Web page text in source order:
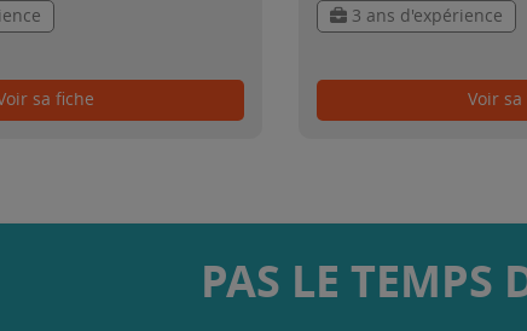
sa fiche
3 ans d'expérience
Voir sa
PAS LE TEMPS